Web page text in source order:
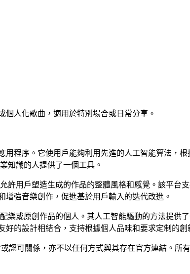
個人化歌曲，適用於特別場合或日常分享。
用程序。它使用戶能夠利用先進的人工智能算法，
知識的人提供了一個工具。
許用戶塑造生成的作品的整體風格和感覺。該平台
增強音樂創作，促進基於用戶輸入的迭代改進。
樂或原創作品的個人。其人工智能驅動的方法提供
的設計相結合，支持根據個人品味和要求定制的創
認可關係，亦不以任何方式與其存在官方連結。所